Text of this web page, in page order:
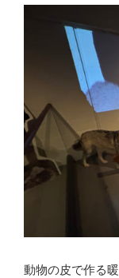
動物の皮で作る